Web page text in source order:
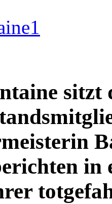
sitzt
in